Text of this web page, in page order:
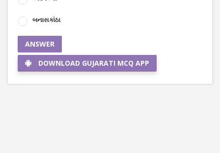
બનાસકાંઠા
ANSWER
DOWNLOAD GUJARATI MCQ APP